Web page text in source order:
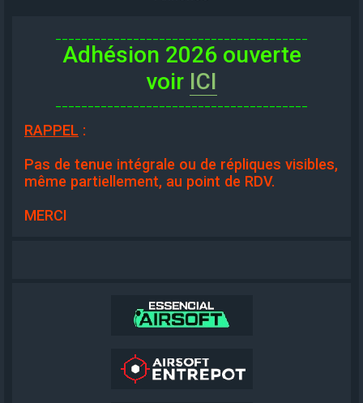
Adhésion 2026 ouverte
voir ICI
RAPPEL :
Pas de tenue intégrale ou de répliques visibles,
même partiellement, au point de RDV.
MERCI